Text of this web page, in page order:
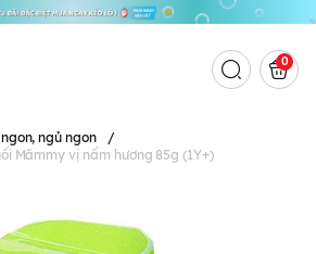
0
ngủ ngon
/
Mămmy vị nấm hương 85g (1Y+)